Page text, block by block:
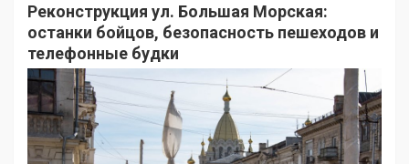
Реконструкция ул. Большая Морская:
останки бойцов, безопасность пешеходов и
телефонные будки